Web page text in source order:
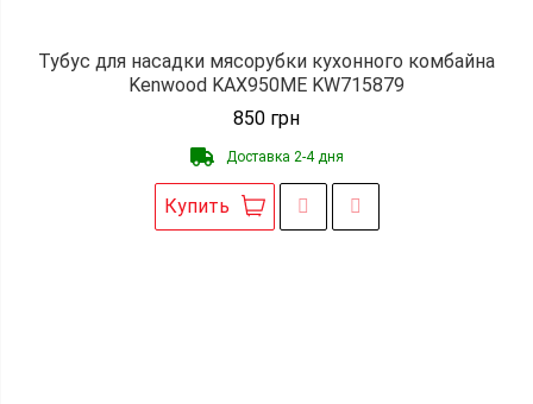
Тубус для насадки мясорубки кухонного комбайна
Kenwood KAX950ME KW715879
850 грн
Доставка 2-4 дня
Купить